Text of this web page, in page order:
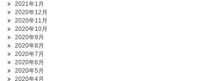
2021年1月
2020年12月
2020年11月
2020年10月
2020年9月
2020年8月
2020年7月
2020年6月
2020年5月
2020年4月